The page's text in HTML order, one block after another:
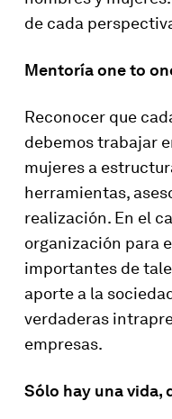
de cada
Mentoría one to
Reconocer que
debemos trabajar
mujeres a
herramientas,
realización. En el
organización para
importantes de
aporte a la
verdaderas
empresas.
Sólo hay una vida,